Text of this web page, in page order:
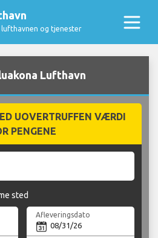
og tjenester
Lufthavn
UOVERTRUFFEN VÆRDI
PENGENE
sted
Afleveringsdato